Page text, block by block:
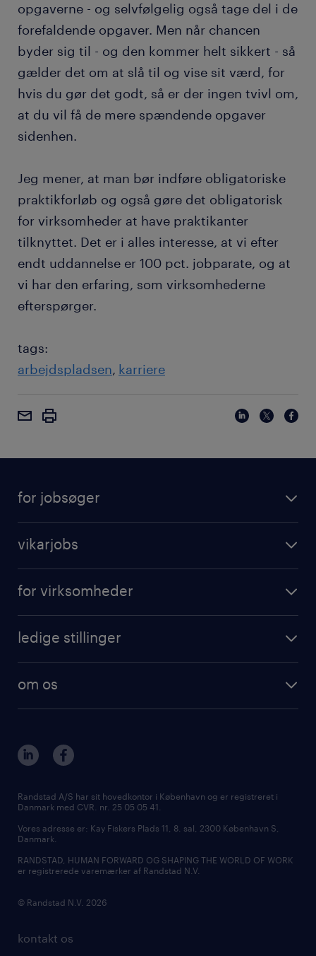
opgaverne - og selvfølgelig også tage del i de
forefaldende opgaver. Men når chancen
byder sig til - og den kommer helt sikkert - så
gælder det om at slå til og vise sit værd, for
hvis du gør det godt, så er der ingen tvivl om,
at du vil få de mere spændende opgaver
sidenhen.
Jeg mener, at man bør indføre obligatoriske
praktikforløb og også gøre det obligatorisk
for virksomheder at have praktikanter
tilknyttet. Det er i alles interesse, at vi efter
endt uddannelse er 100 pct. jobparate, og at
vi har den erfaring, som virksomhederne
efterspørger.
tags:
arbejdspladsen karriere
for jobsøger
vikarjobs
for virksomheder
ledige stillinger
om os
kontakt os
Randstad A/S har sit hovedkontor i København og er registreret i
Danmark med CVR. nr. 25 05 05 41.
Vores adresse er: Kay Fiskers Plads 11, 8. sal, 2300 København S,
Danmark.
RANDSTAD, HUMAN FORWARD OG SHAPING THE WORLD OF WORK
er registrerede varemærker af Randstad N.V.
© Randstad N.V. 2026